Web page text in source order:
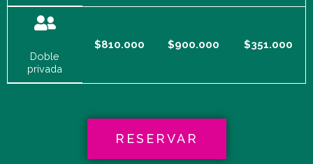
Doble
privada
$810.000 $900.000 $351.000
RESERVAR